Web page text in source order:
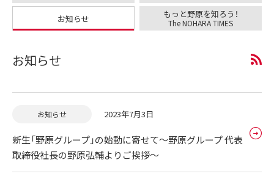
お知らせ もっと野原を知ろう！
The NOHARA TIMES
お知らせ
お知らせ 2023年7月3日
新生「野原グループ」の始動に寄せて～野原グループ 代表
取締役社長の野原弘輔よりご挨拶～